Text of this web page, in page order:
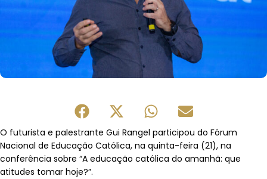
O futurista e palestrante Gui Rangel participou do Fórum
Nacional de Educação Católica, na quinta-feira (21), na
conferência sobre “A educação católica do amanhã: que
atitudes tomar hoje?”.